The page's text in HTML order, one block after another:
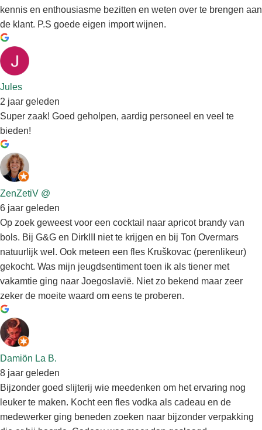
kennis en enthousiasme bezitten en weten over te brengen aan
de klant. P.S goede eigen import wijnen.
Jules
2 jaar geleden
Super zaak! Goed geholpen, aardig personeel en veel te
bieden!
ZenZetiV @
6 jaar geleden
Op zoek geweest voor een cocktail naar apricot brandy van
bols. Bij G&G en DirkIII niet te krijgen en bij Ton Overmars
natuurlijk wel. Ook meteen een fles Kruškovac (perenlikeur)
gekocht. Was mijn jeugdsentiment toen ik als tiener met
vakamtie ging naar Joegoslavië. Niet zo bekend maar zeer
zeker de moeite waard om eens te proberen.
Damiön La B.
8 jaar geleden
Bijzonder goed slijterij wie meedenken om het ervaring nog
leuker te maken. Kocht een fles vodka als cadeau en de
medewerker ging beneden zoeken naar bijzonder verpakking